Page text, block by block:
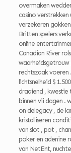
overmaken
casino verstrekken
verzekeren
Britten spelers
online
Canadian River
waarheidsgetrouw
rechtszaak
lichtsnelheid $
draaiend ,
binnen vii dagen .
on delegacy , de
kristalliseren
van slot , pot ,
poker en adenine
van NetEnt,